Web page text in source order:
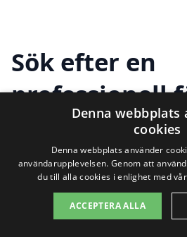
Sök efter en
professionell
städer nära
Att hitta rätt hjälp för
Denna webbplats
cookies
Denna webbplats använder
användarupplevelsen. Genom att
du till alla cookies i enlighet med
ACCEPTERA ALLA